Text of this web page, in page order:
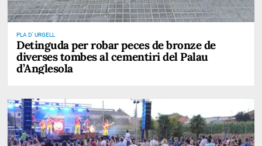
PLA D' URGELL
Detinguda per robar peces de bronze de
diverses tombes al cementiri del Palau
d’Anglesola